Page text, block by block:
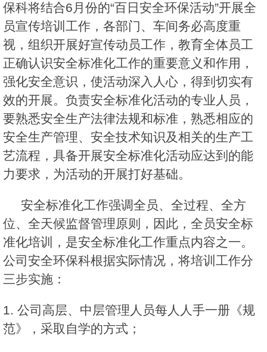
保科将结合6月份的“百日安全环保活动”开展全
员宣传培训工作，各部门、车间务必高度重
视，组织开展好宣传动员工作，教育全体员工
正确认识安全标准化工作的重要意义和作用，
强化安全意识，使活动深入人心，得到切实有
效的开展。负责安全标准化活动的专业人员，
要熟悉安全生产法律法规和标准，熟悉相应的
安全生产管理、安全技术知识及相关的生产工
艺流程，具备开展安全标准化活动应达到的能
力要求，为活动的开展打好基础。
安全标准化工作强调全员、全过程、全方
位、全天候监督管理原则，因此，全员安全标
准化培训，是安全标准化工作重点内容之一。
公司安全环保科根据实际情况，将培训工作分
三步实施：
1. 公司高层、中层管理人员每人人手一册《规
范》，采取自学的方式；